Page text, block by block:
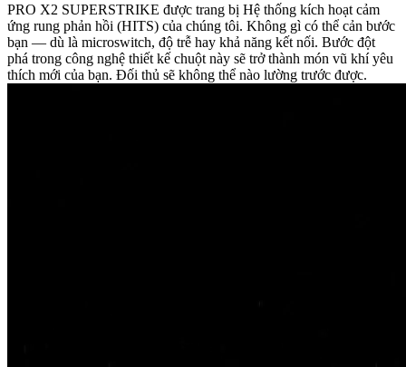
PRO X2 SUPERSTRIKE được trang bị Hệ thống kích hoạt cảm
ứng rung phản hồi (HITS) của chúng tôi. Không gì có thể cản bước
bạn — dù là microswitch, độ trễ hay khả năng kết nối. Bước đột
phá trong công nghệ thiết kế chuột này sẽ trở thành món vũ khí yêu
thích mới của bạn. Đối thủ sẽ không thể nào lường trước được.